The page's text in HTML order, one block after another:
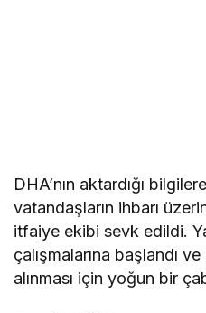
DHA’nın aktardığı
vatandaşların ihbarı
itfaiye ekibi sevk edildi.
çalışmalarına başlandı
alınması için yoğun bir